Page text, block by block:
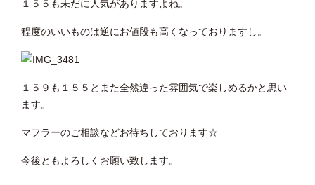
１５５も未だに人気がありますよね。
程度のいいものは逆にお値段も高くなっておりますし。
１５９も１５５とまた全然違った雰囲気で楽しめるかと思い
ます。
マフラーのご相談などお待ちしております☆
今後ともよろしくお願い致します。